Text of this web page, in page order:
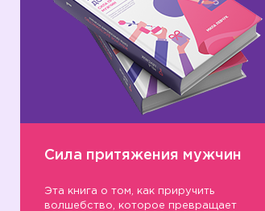
Сила притяжения мужчин
Эта книга о том, как приручить
волшебство, которое превращает